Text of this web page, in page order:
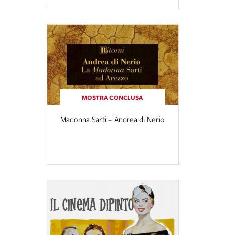
MOSTRA CONCLUSA
Madonna Sarti – Andrea di Nerio